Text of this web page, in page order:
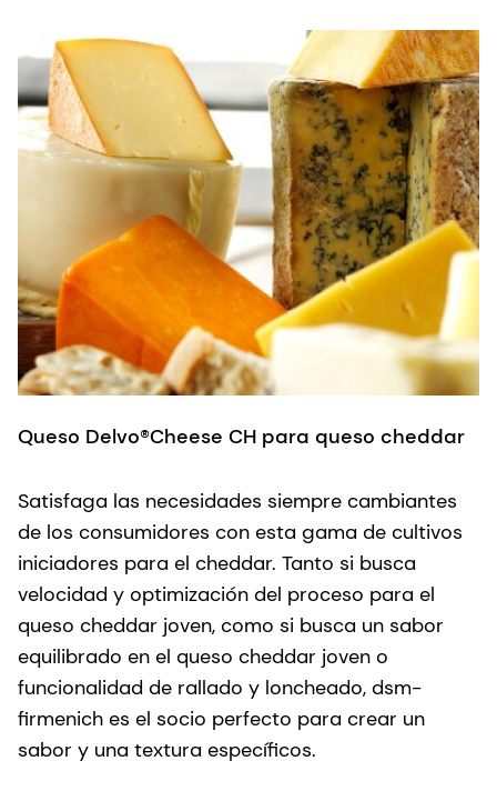
Queso Delvo®Cheese CH para queso cheddar
Satisfaga las necesidades siempre cambiantes
de los consumidores con esta gama de cultivos
iniciadores para el cheddar. Tanto si busca
velocidad y optimización del proceso para el
queso cheddar joven, como si busca un sabor
equilibrado en el queso cheddar joven o
funcionalidad de rallado y loncheado, dsm-
firmenich es el socio perfecto para crear un
sabor y una textura específicos.